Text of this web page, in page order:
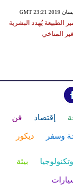
الطبيعة يُهدد البشرية
المناخي
إقتصاد فن
وسفر ديكور
بيئة